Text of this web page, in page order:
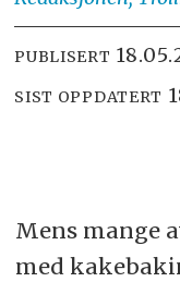
PUBLISERT
SIST OPPDATERT
Mens mange
med